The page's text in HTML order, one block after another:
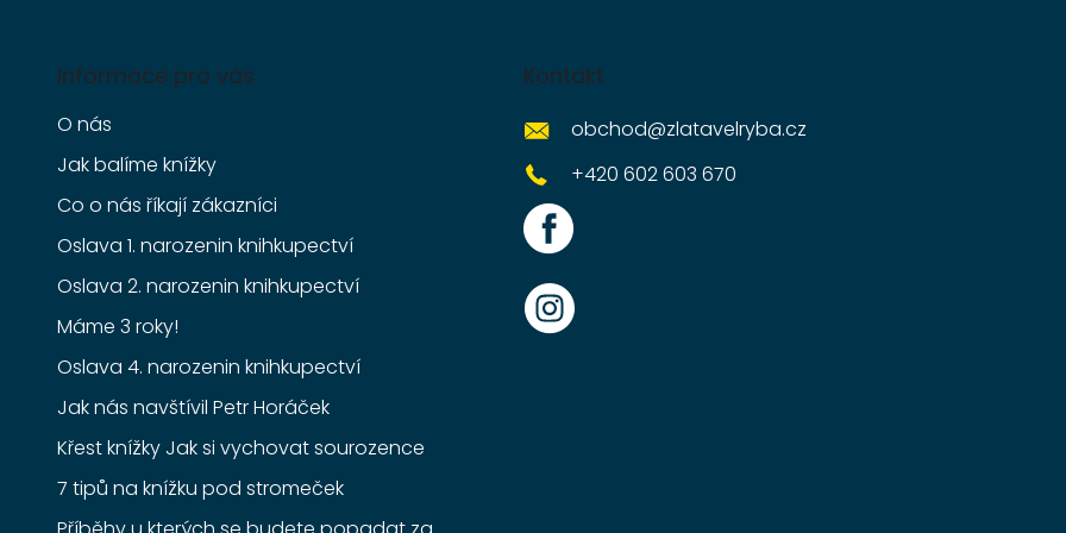
Informace pro vás
O nás
Jak balíme knížky
Co o nás říkají zákazníci
Oslava 1. narozenin knihkupectví
Oslava 2. narozenin knihkupectví
Máme 3 roky!
Oslava 4. narozenin knihkupectví
Jak nás navštívil Petr Horáček
Křest knížky Jak si vychovat sourozence
7 tipů na knížku pod stromeček
Kontakt
obchod@zlatavelryba.cz
+420 602 603 670